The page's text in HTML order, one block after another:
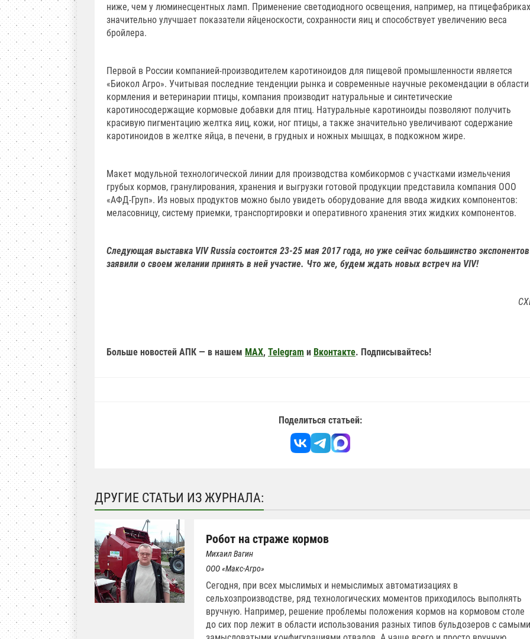
ниже, чем у люминесцентных ламп. Применение светодиодного освещения, например, на
значительно улучшает показатели яйценоскости, сохранности яиц и способствует увеличению веса
бройлера.
Первой в России компанией-производителем каротиноидов для пищевой промышленности является
«Биокол Агро». Учитывая последние тенденции рынка и современные научные рекомендации в области
кормления и ветеринарии птицы, компания производит натуральные и синтетические
каротиносодержащие кормовые добавки для птиц. Натуральные каротиноиды позволяют получить
красивую пигментацию желтка яиц, кожи, ног птицы, а также значительно увеличивают содержание
каротиноидов в желтке яйца, в печени, в грудных и ножных мышцах, в подкожном жире.
Макет модульной технологической линии для производства комбикормов с участками измельчения
грубых кормов, гранулирования, хранения и выгрузки готовой продукции представила компания ООО
«АФД-Груп». Из новых продуктов можно было увидеть оборудование для ввода жидких компонентов:
меласовницу, систему приемки, транспортировки и оперативного хранения этих жидких компонентов.
Следующая выставка VIV Russia состоится 23-25 мая 2017 года, но уже сейчас большинство экспонентов
заявили о своем желании принять в ней участие. Что же, будем ждать новых встреч на VIV!
Больше новостей АПК — в нашем MAX, Telegram и Вконтакте. Подписывайтесь!
Поделиться статьей:
ДРУГИЕ СТАТЬИ ИЗ ЖУРНАЛА:
Робот на страже кормов
Михаил Вагин
ООО «Макс-Агро»
Сегодня, при всех мыслимых и немыслимых автоматизациях в
сельхозпроизводстве, ряд технологических моментов приходилось выполнять
вручную. Например, решение проблемы положения кормов на кормовом столе
до сих пор лежит в области использования разных типов бульдозеров с самыми